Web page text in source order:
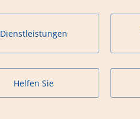
Dienstleistungen
Helfen Sie